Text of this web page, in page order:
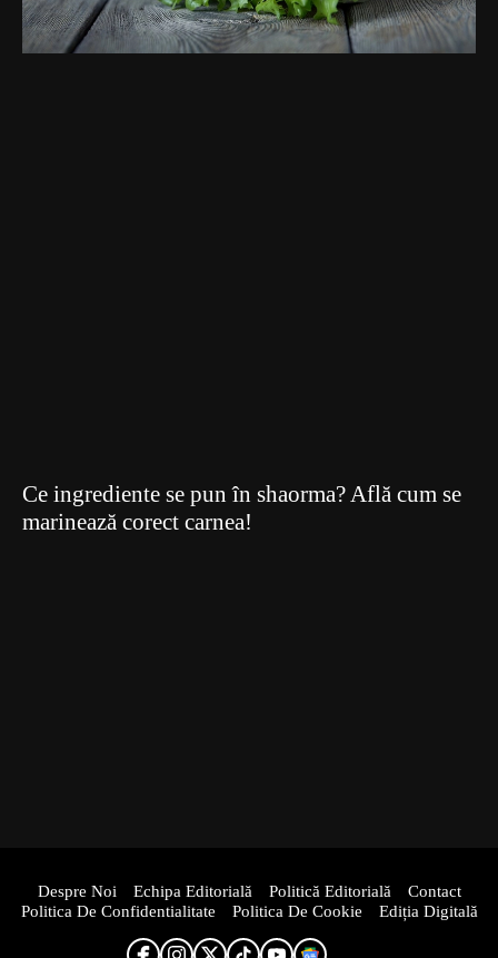
Ce ingrediente se pun în shaorma? Află cum se
marinează corect carnea!
Despre Noi Echipa Editorială Politică Editorială
Contact
Politica De Confidentialitate
Politica De Cookie Ediția Digitală